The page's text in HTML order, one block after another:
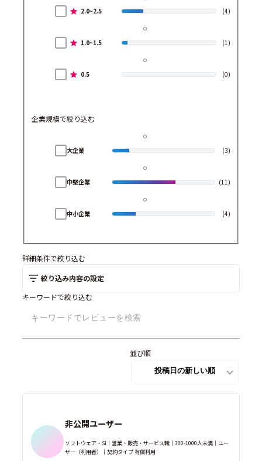
2.0~2.5 (4)
1.0~1.5 (1)
0.5 (0)
企業規模で絞り込む
大企業 (3)
中堅企業 (11)
中小企業 (4)
詳細条件で絞り込む
絞り込み内容の設定
キーワードで絞り込む
並び順
非公開ユーザー
ソフトウェア・SI｜営業・販売・サービス職｜300-1000人未満｜ユー
ザー（利用者）｜契約タイプ 有償利用